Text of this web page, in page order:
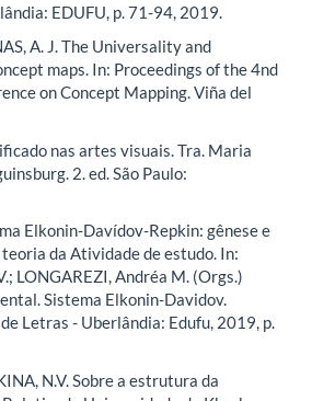
EDUFU, p. 71-94, 2019.
A. J. The Universality and
maps. In: Proceedings of the 4nd
on Concept Mapping. Viña del
nas artes visuais. Tra. Maria
2. ed. São Paulo:
Elkonin-Davídov-Repkin: gênese e
da Atividade de estudo. In:
LONGAREZI, Andréa M. (Orgs.)
Sistema Elkonin-Davidov.
Letras - Uberlândia: Edufu, 2019, p.
N.V. Sobre a estrutura da